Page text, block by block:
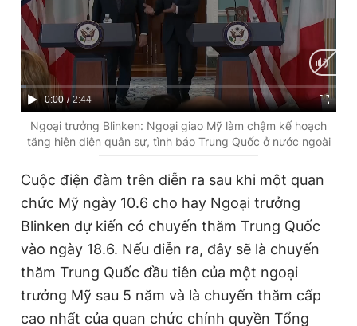
C
u
r
n
i
m
0:00 / D
u
r
t
2:44
Ngoại trưởng Blinken: Ngoại giao Mỹ làm chậm kế hoạch
tăng hiện diện quân sự, tình báo Trung Quốc ở nước ngoài
Cuộc điện đàm trên diễn ra sau khi một quan
chức Mỹ ngày 10.6 cho hay Ngoại trưởng
Blinken dự kiến có chuyến thăm Trung Quốc
vào ngày 18.6. Nếu diễn ra, đây sẽ là chuyến
thăm Trung Quốc đầu tiên của một ngoại
trưởng Mỹ sau 5 năm và là chuyến thăm cấp
cao nhất của quan chức chính quyền Tổng